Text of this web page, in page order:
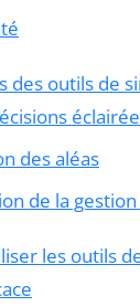
des outils de
des aléas
de la
les outils